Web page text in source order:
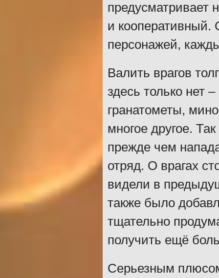
предусматривает
и кооперативный.
персонажей,
Валить врагов
здесь только нет
гранатометы,
многое другое.
прежде чем
отряд. О врагах
видели в
также было
тщательно
получить ещё
Серьезным